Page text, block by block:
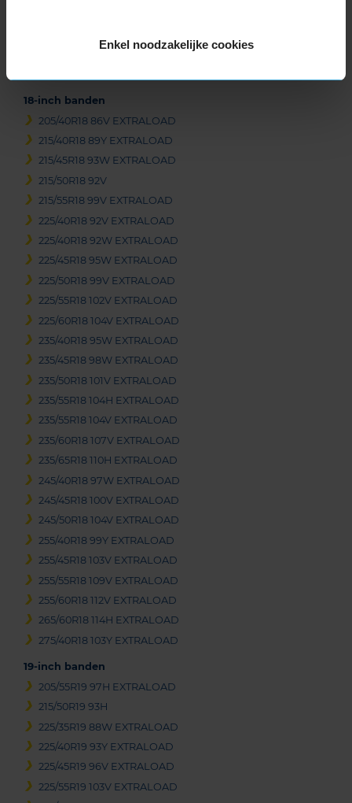
Enkel noodzakelijke cookies
18-inch banden
205/40R18 86V EXTRALOAD
215/40R18 89Y EXTRALOAD
215/45R18 93W EXTRALOAD
215/50R18 92V
215/55R18 99V EXTRALOAD
225/40R18 92V EXTRALOAD
225/40R18 92W EXTRALOAD
225/45R18 95W EXTRALOAD
225/50R18 99V EXTRALOAD
225/55R18 102V EXTRALOAD
225/60R18 104V EXTRALOAD
235/40R18 95W EXTRALOAD
235/45R18 98W EXTRALOAD
235/50R18 101V EXTRALOAD
235/55R18 104H EXTRALOAD
235/55R18 104V EXTRALOAD
235/60R18 107V EXTRALOAD
235/65R18 110H EXTRALOAD
245/40R18 97W EXTRALOAD
245/45R18 100V EXTRALOAD
245/50R18 104V EXTRALOAD
255/40R18 99Y EXTRALOAD
255/45R18 103V EXTRALOAD
255/55R18 109V EXTRALOAD
255/60R18 112V EXTRALOAD
265/60R18 114H EXTRALOAD
275/40R18 103Y EXTRALOAD
19-inch banden
205/55R19 97H EXTRALOAD
215/50R19 93H
225/35R19 88W EXTRALOAD
225/40R19 93Y EXTRALOAD
225/45R19 96V EXTRALOAD
225/55R19 103V EXTRALOAD